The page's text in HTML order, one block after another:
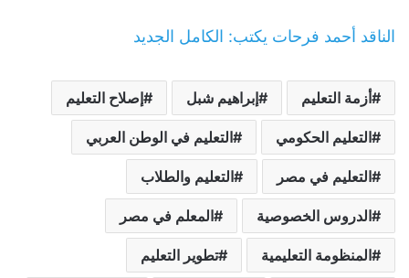
الناقد أحمد فرحات يكتب: الكامل الجديد
أزمة التعليم إبراهيم شبل إصلاح التعليم
التعليم الحكومي التعليم في الوطن العربي
التعليم في مصر التعليم والطلاب
الدروس الخصوصية المعلم في مصر
المنظومة التعليمية تطوير التعليم